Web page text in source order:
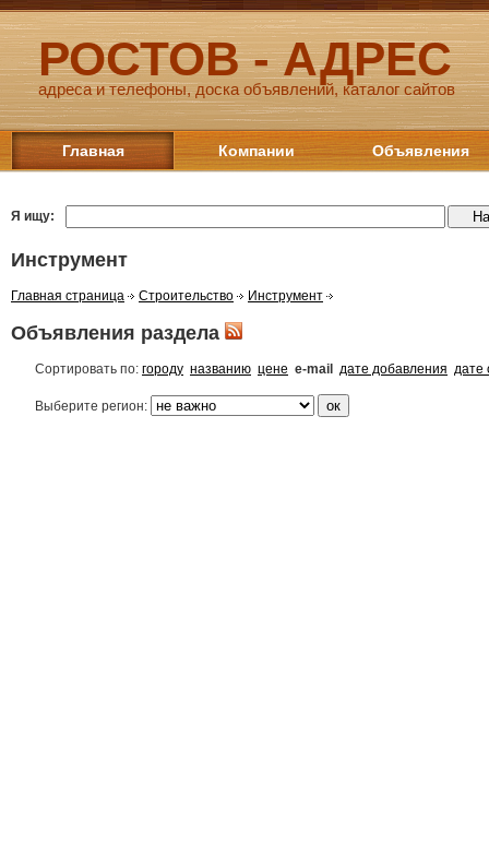
РОСТОВ - АДРЕС
адреса и телефоны, доска объявлений, каталог сайтов
Главная Компании Объявления
Я ищу:
Инструмент
Главная страница Строительство Инструмент
Объявления раздела
Сортировать по: городу названию цене e-mail дате добавления дате
Выберите регион: